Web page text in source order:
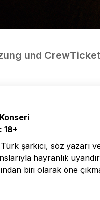
und Crew
18+
şarkıcı, söz yazarı
hayranlık
biri olarak öne